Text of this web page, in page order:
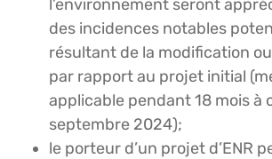
l’environnement seront
des incidences notables
résultant de la modification
par rapport au projet initial
applicable pendant 18 mois à
septembre 2024);
le porteur d’un projet d’ENR